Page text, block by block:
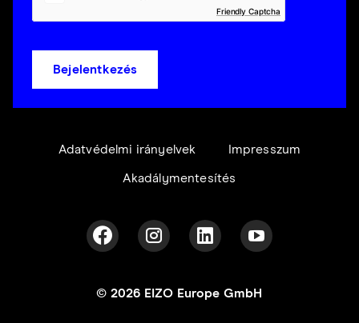
Friendly Captcha
Bejelentkezés
Adatvédelmi irányelvek Impresszum
Akadálymentesítés
© 2026 EIZO Europe GmbH